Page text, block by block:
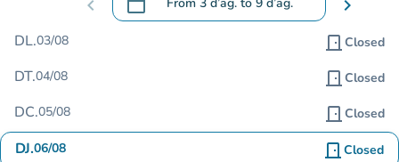
chevron_left .Open the calendar to change dates
chevron_right
DL.03/08 door_front Closed
DT.04/08 door_front Closed
DC.05/08 door_front Closed
DJ.06/08 door_front Closed